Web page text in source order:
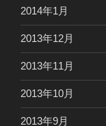
2014年1月
2013年12月
2013年11月
2013年10月
2013年9月